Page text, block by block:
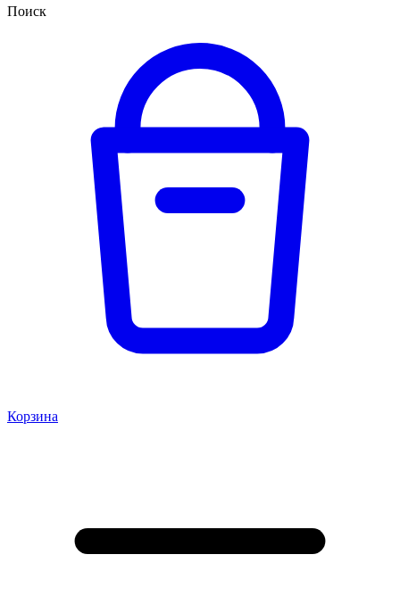
Поиск
Корзина